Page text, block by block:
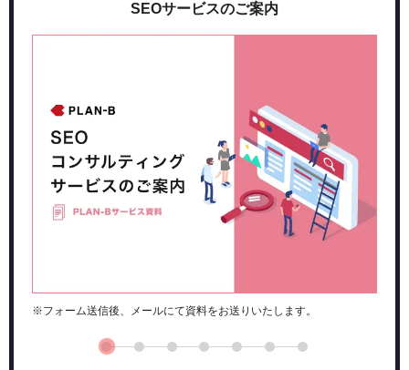
表示するページ数を制限する
クリックできる部分を大きめに設定する
まとめ
※フォーム送信後、メールにて資料をお送りいたします。
SEOサービスのご案内